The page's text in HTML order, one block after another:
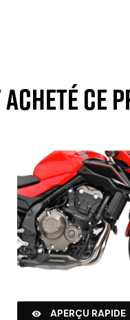
ce
 APERÇU RAPIDE